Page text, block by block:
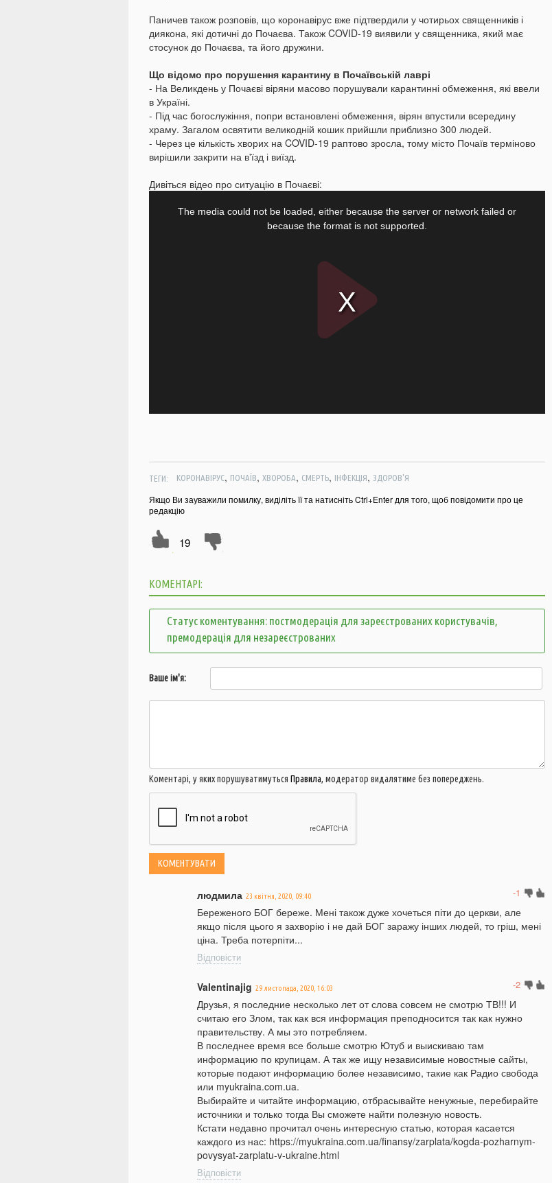
Паничев також розповів, що коронавірус вже підтвердили у чотирьох священників і
диякона, які дотичні до Почаєва. Також COVID-19 виявили у священника, який має
стосунок до Почаєва, та його дружини.
Що відомо про порушення карантину в Почаївській лаврі
- На Великдень у Почаєві віряни масово порушували карантинні обмеження, які ввели
в Україні.
- Під час богослужіння, попри встановлені обмеження, вірян впустили всередину
храму. Загалом освятити великодній кошик прийшли приблизно 300 людей.
- Через це кількість хворих на COVID-19 раптово зросла, тому місто Почаїв терміново
вирішили закрити на в'їзд і виїзд.
Дивіться відео про ситуацію в Почаєві:
ТЕГИ: КОРОНАВІРУС, ПОЧАЇВ, ХВОРОБА, СМЕРТЬ, ІНФЕКЦІЯ, ЗДОРОВ'Я
Якщо Ви зауважили помилку, виділіть її та натисніть Ctrl+Enter для того, щоб повідомити про це
редакцію
19
КОМЕНТАРІ:
Статус коментування: постмодерація для зареєстрованих користувачів,
премодерація для незареєстрованих
Ваше ім'я:
Коментарі, у яких порушуватимуться Правила, модератор видалятиме без попереджень.
-1
людмила 23 квітня, 2020, 09:40
Береженого БОГ береже. Мені також дуже хочеться піти до церкви, але
якщо після цього я захворію і не дай БОГ заражу інших людей, то гріш, мені
ціна. Треба потерпіти...
Відповісти
-2
Valentinajig 29 листопада, 2020, 16:03
Друзья, я последние несколько лет от слова совсем не смотрю ТВ!!! И
считаю его Злом, так как вся информация преподносится так как нужно
правительству. А мы это потребляем.
В последнее время все больше смотрю Ютуб и выискиваю там
информацию по крупицам. А так же ищу независимые новостные сайты,
которые подают информацию более независимо, такие как Радио свобода
или myukraina.com.ua.
Выбирайте и читайте информацию, отбрасывайте ненужные, перебирайте
источники и только тогда Вы сможете найти полезную новость.
Кстати недавно прочитал очень интересную статью, которая касается
каждого из нас: https://myukraina.com.ua/finansy/zarplata/kogda-pozharnym-
povysyat-zarplatu-v-ukraine.html
Відповісти